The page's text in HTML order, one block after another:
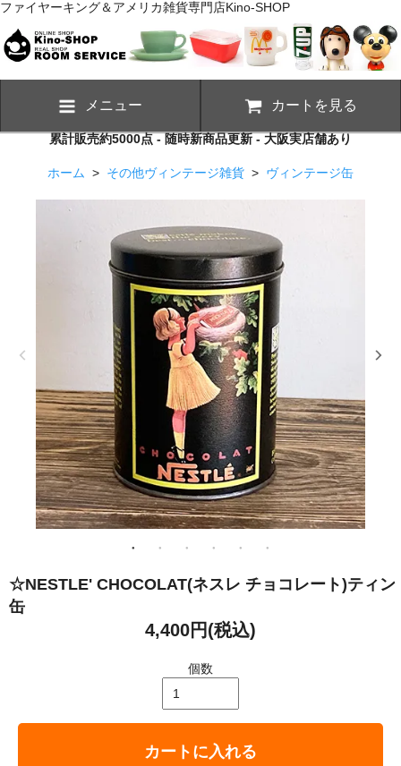
ファイヤーキング＆アメリカ雑貨専門店Kino-SHOP
メニュー カートを見る
累計販売約5000点 - 随時新商品更新 - 大阪実店舗あり
ホーム > その他ヴィンテージ雑貨 > ヴィンテージ缶
☆NESTLE' CHOCOLAT(ネスレ チョコレート)ティン
缶
4,400円(税込)
個数
カートに入れる